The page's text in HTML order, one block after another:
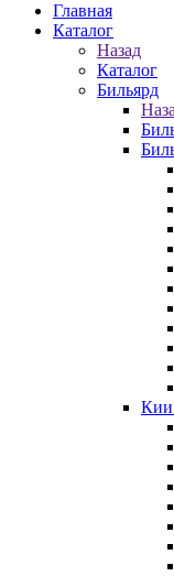
Главная
Каталог
Назад
Каталог
Бильярд
Кии